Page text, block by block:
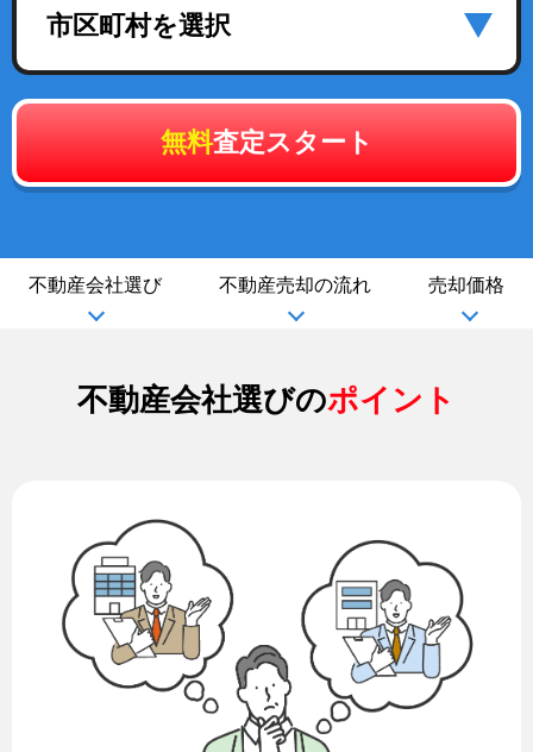
市区町村を選択
無料査定スタート
不動産会社選び 不動産売却の流れ 売却価格
不動産会社選びのポイント